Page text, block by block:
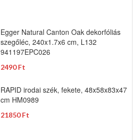
Egger Natural Canton Oak dekorfóliás
szegőléc, 240x1.7x6 cm, L132
941197EPC026
2490 Ft
RAPID irodai szék, fekete, 48x58x83x47
cm HM0989
21850 Ft